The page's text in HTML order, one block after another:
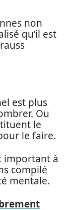
non
qu’il est
est plus
Ou
le
le faire.
important à
compilé
mentale.